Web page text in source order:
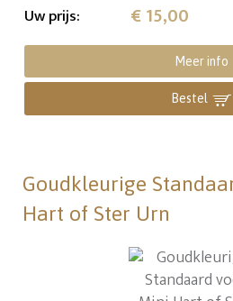
Uw prijs: € 15,00
Meer info
Bestel
Goudkleurige
Hart of Ster Urn